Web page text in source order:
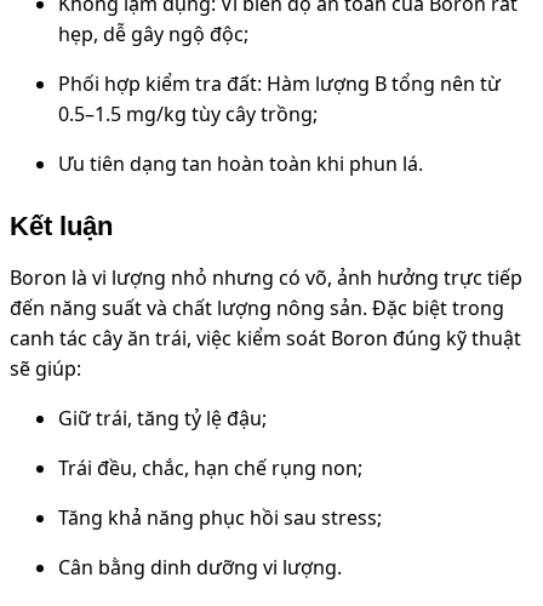
hẹp, dễ gây ngộ độc;
Phối hợp kiểm tra đất: Hàm lượng B tổng nên từ
0.5–1.5 mg/kg tùy cây trồng;
Ưu tiên dạng tan hoàn toàn khi phun lá.
Kết luận
Boron là vi lượng nhỏ nhưng có võ, ảnh hưởng trực tiếp
đến năng suất và chất lượng nông sản. Đặc biệt trong
canh tác cây ăn trái, việc kiểm soát Boron đúng kỹ thuật
sẽ giúp:
Giữ trái, tăng tỷ lệ đậu;
Trái đều, chắc, hạn chế rụng non;
Tăng khả năng phục hồi sau stress;
Cân bằng dinh dưỡng vi lượng.